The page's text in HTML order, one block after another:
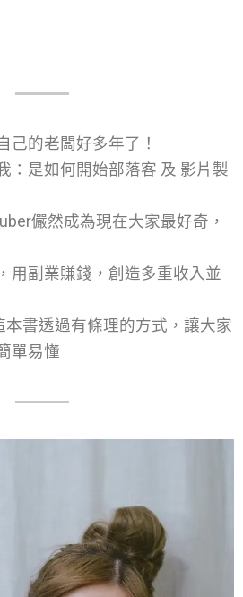
己的老闆好多年了！
：是如何開始部落客 及 影片製
儼然成為現在大家最好奇，
用副業賺錢，創造多重收入並
本書透過有條理的方式，讓大家
單易懂